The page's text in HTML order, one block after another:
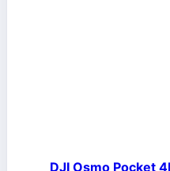
DJI Osmo Pocket